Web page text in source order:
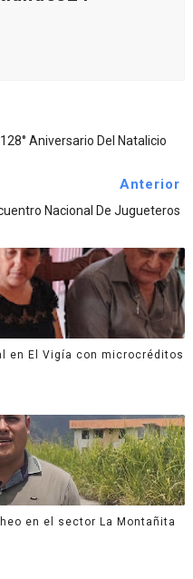
Aniversario Del Natalicio
Anterior
Nacional De Jugueteros
en El Vigía con microcréditos
en el sector La Montañita